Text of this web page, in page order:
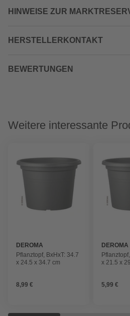
HINWEISE ZUR
HERSTELLERKONTAKT
BEWERTUNGEN
Weitere interessante
DEROMA
Pflanztopf, BxHxT: 34.7
x 24.5 x 34.7 cm
8,99 €
DEROMA
x 21.5 x
5,99 €